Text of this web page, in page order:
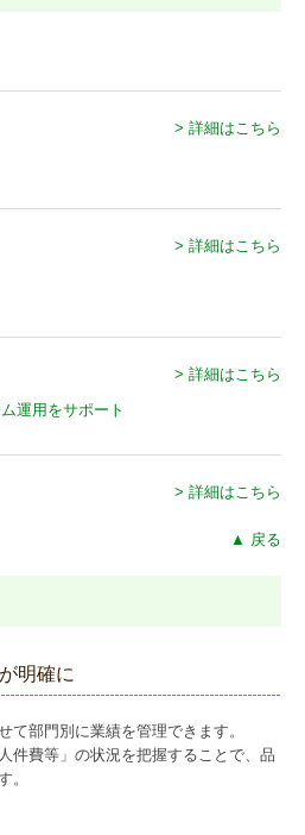
> 詳細はこちら
> 詳細はこちら
> 詳細はこちら
> 詳細はこちら
▲ 戻る
明確に
て部門別に業績を管理できます。
件費等」の状況を把握することで、品
。